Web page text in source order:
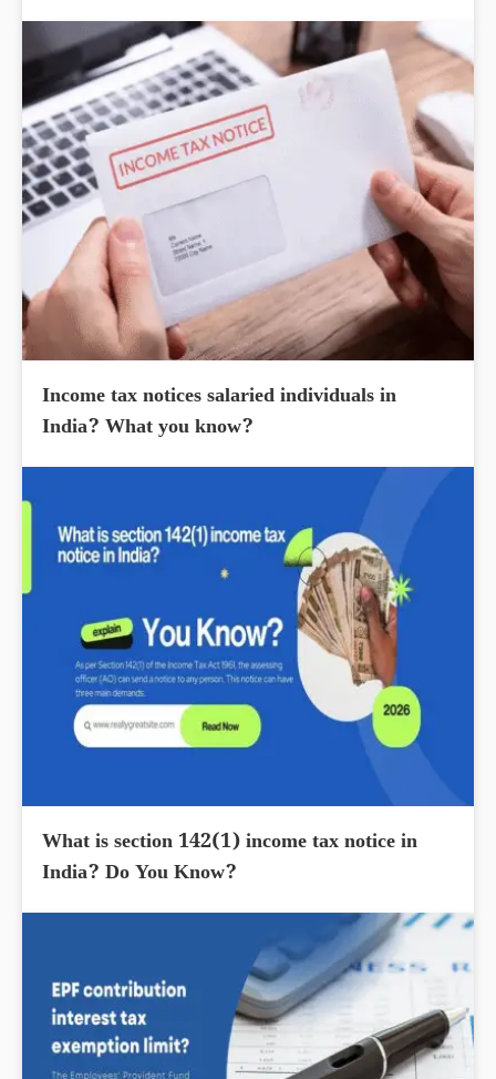
Income tax notices salaried individuals in
India? What you know?
What is section 142(1) income tax notice in
India? Do You Know?